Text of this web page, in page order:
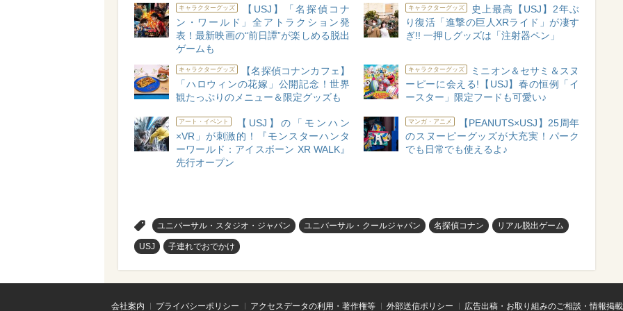
キャラクターグッズ
【USJ】「名探偵コナ
ン・ワールド」全アトラクション発
表！最新映画の“前日譚”が楽しめる脱出
ゲームも
キャラクターグッズ
史上最高【USJ】2年ぶ
り復活「進撃の巨人XRライド」が凄す
ぎ!! 一押しグッズは「注射器ペン」
キャラクターグッズ
【名探偵コナンカフェ】
「ハロウィンの花嫁」公開記念！世界
観たっぷりのメニュー＆限定グッズも
キャラクターグッズ
ミニオン＆セサミ＆スヌ
ーピーに会える!【USJ】春の恒例「イ
ースター」限定フードも可愛い♪
アート・イベント
【USJ】の「モンハン
×VR」が刺激的！『モンスターハンタ
ーワールド：アイスボーン XR WALK』
先行オープン
マンガ・アニメ
【PEANUTS×USJ】25周年
のスヌーピーグッズが大充実！パーク
でも日常でも使えるよ♪
ユニバーサル・スタジオ・ジャパン ユニバーサル・クールジャパン 名探偵コナン リアル脱出ゲーム
USJ 子連れでおでかけ
会社案内 プライバシーポリシー アクセスデータの利用・著作権等 外部送信ポリシー 広告出稿・お取り組みのご相談・情報掲